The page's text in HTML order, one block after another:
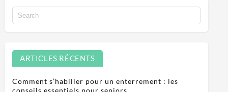
ARTICLES RÉCENTS
Comment s’habiller pour un enterrement : les
conseils essentiels pour seniors